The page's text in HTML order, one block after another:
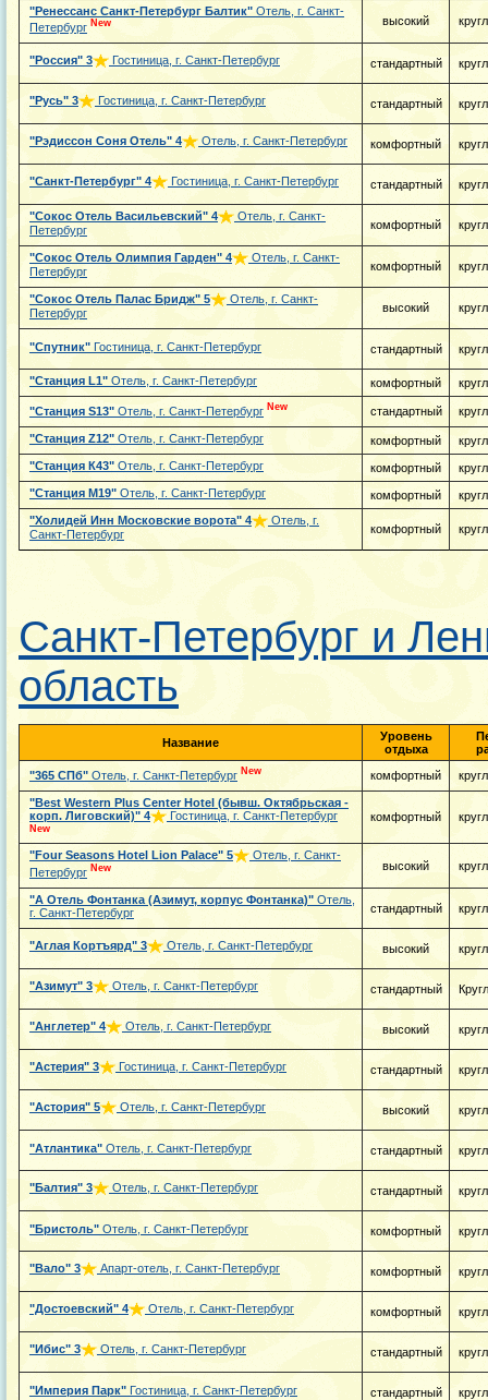
"Ренессанс Санкт-Петербург Балтик" Отель, г. Санкт-
Петербург New высокий
"Россия" 3 Гостиница, г. Санкт-Петербург стандартный
"Русь" 3 Гостиница, г. Санкт-Петербург стандартный
"Рэдиссон Соня Отель" 4 Отель, г. Санкт-Петербург комфортный
"Санкт-Петербург" 4 Гостиница, г. Санкт-Петербург стандартный
"Сокос Отель Васильевский" 4
Отель, г. Санкт-
Петербург
комфортный
"Сокос Отель Олимпия Гарден" 4
Отель, г. Санкт-
Петербург
комфортный
"Сокос Отель Палас Бридж" 5
Отель, г. Санкт-
Петербург
высокий
"Спутник" Гостиница, г. Санкт-Петербург стандартный
"Станция L1" Отель, г. Санкт-Петербург комфортный
"Станция S13" Отель, г. Санкт-Петербург New стандартный
"Станция Z12" Отель, г. Санкт-Петербург комфортный
"Станция К43" Отель, г. Санкт-Петербург комфортный
"Станция М19" Отель, г. Санкт-Петербург комфортный
"Холидей Инн Московские ворота" 4
Отель, г.
Санкт-Петербург
комфортный
Санкт-Петербург и
область
Название
Уровень
отдыха
"365 СПб" Отель, г. Санкт-Петербург New комфортный
"Best Western Plus Center Hotel (бывш. Октябрьская -
корп. Лиговский)" 4 Гостиница, г. Санкт-Петербург
New
комфортный
"Four Seasons Hotel Lion Palace" 5
Отель, г. Санкт-
Петербург New высокий
"А Отель Фонтанка (Азимут, корпус Фонтанка)" Отель,
г. Санкт-Петербург
стандартный
"Аглая Кортъярд" 3 Отель, г. Санкт-Петербург высокий
"Азимут" 3 Отель, г. Санкт-Петербург стандартный
"Англетер" 4 Отель, г. Санкт-Петербург высокий
"Астерия" 3 Гостиница, г. Санкт-Петербург стандартный
"Астория" 5 Отель, г. Санкт-Петербург высокий
"Атлантика" Отель, г. Санкт-Петербург стандартный
"Балтия" 3 Отель, г. Санкт-Петербург стандартный
"Бристоль" Отель, г. Санкт-Петербург комфортный
"Вало" 3 Апарт-отель, г. Санкт-Петербург комфортный
"Достоевский" 4 Отель, г. Санкт-Петербург комфортный
"Ибис" 3 Отель, г. Санкт-Петербург стандартный
"Империя Парк" Гостиница, г. Санкт-Петербург стандартный